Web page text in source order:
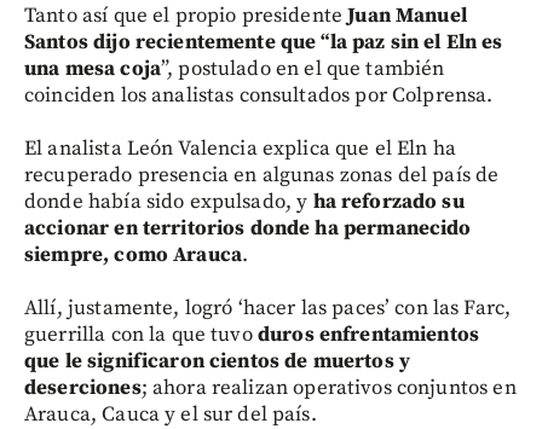
Tanto así que el propio presidenteJuan Manuel
Santos dijo recientemente que “la paz sin el Eln es
una mesa coja”, postulado en el que también
coinciden los analistas consultados por Colprensa.
El analista León Valencia explica que el Eln ha
recuperado presencia en algunas zonas del país de
donde había sido expulsado, y ha reforzado su
accionar en territorios donde ha permanecido
siempre, como Arauca.
Allí, justamente, logró ‘hacer las paces’ con las Farc,
guerrilla con la que tuvoduros enfrentamientos
que le significaron cientos de muertos y
deserciones; ahora realizan operativos conjuntos en
Arauca, Cauca y el sur del país.